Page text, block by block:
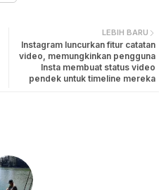
LEBIH BARU
Instagram luncurkan fitur catatan
video, memungkinkan pengguna
Insta membuat status video
pendek untuk timeline mereka